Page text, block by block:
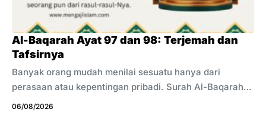
Al-Baqarah Ayat 97 dan 98: Terjemah dan
Tafsirnya
Banyak orang mudah menilai sesuatu hanya dari
perasaan atau kepentingan pribadi. Surah Al-Baqarah
ayat 97 dan 98 mengingatkan bahwa keimanan harus
06/08/2026